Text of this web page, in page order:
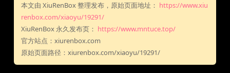
本文由 XiuRenBox 整理发布，原始页面地址： https://www.xiu
renbox.com/xiaoyu/19291/
XiuRenBox 永久发布页： https://www.mntuce.top/
官方站点：xiurenbox.com
原始页面路径：xiurenbox.com/xiaoyu/19291/